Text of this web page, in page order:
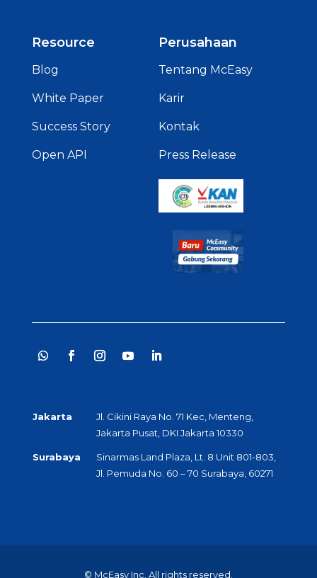
Resource
Blog
White Paper
Success Story
Open API
Perusahaan
Tentang McEasy
Karir
Kontak
Press Release
Jakarta
Jl. Cikini Raya No. 71 Kec, Menteng,
Jakarta Pusat, DKI Jakarta 10330
Surabaya
Sinarmas Land Plaza, Lt. 8 Unit 801-803,
Jl. Pemuda No. 60 – 70 Surabaya, 60271
© McEasy Inc. All rights reserved.